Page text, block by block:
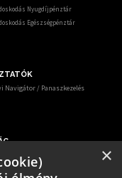
Nyugdíjpénztár
Egészségpénztár
Navigátor/ Panaszkezelés
érdekében.
KiberPajzs néven - oktatási
×